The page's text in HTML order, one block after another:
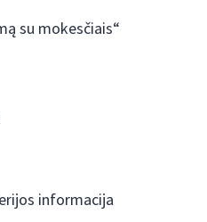
su mokesčiais“
informacija